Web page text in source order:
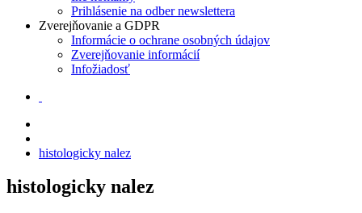
Prihlásenie na odber newslettera
Zverejňovanie a GDPR
Informácie o ochrane osobných údajov
Zverejňovanie informácií
Infožiadosť
histologicky nalez
histologicky nalez